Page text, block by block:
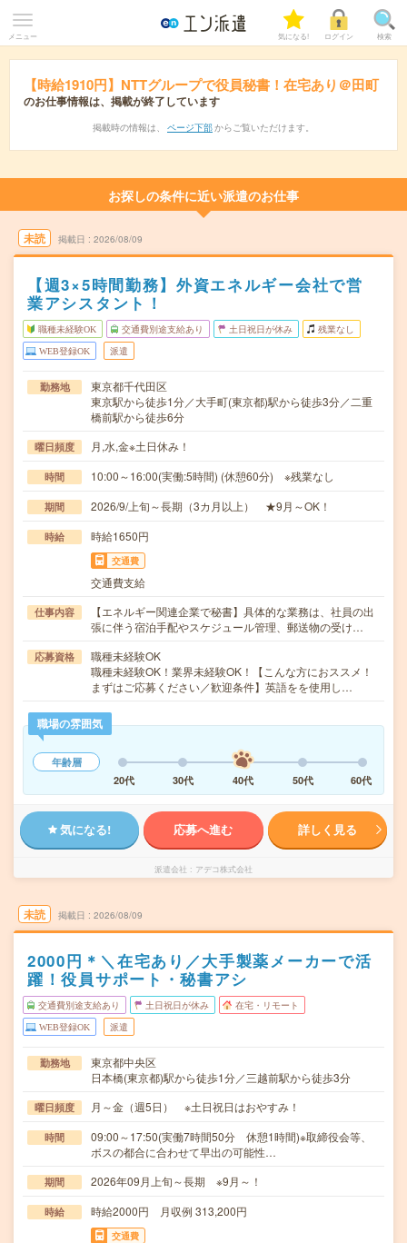
メニュー 気になる! ログイン 検索
【時給1910円】NTTグループで役員秘書！在宅あり＠田町
のお仕事情報は、掲載が終了しています
掲載時の情報は、 ページ下部 からご覧いただけます。
お探しの条件に近い派遣のお仕事
未読 掲載日 2026/08/09
【週3×5時間勤務】外資エネルギー会社で営
業アシスタント！
職種未経験OK 交通費別途支給あり 土日祝日が休み 残業なし
WEB登録OK 派遣
勤務地
東京都千代田区
東京駅から徒歩1分／大手町(東京都)駅から徒歩3分／二重
橋前駅から徒歩6分
曜日頻度 月,水,金※土日休み！
時間 10:00～16:00(実働:5時間) (休憩60分) ※残業なし
期間 2026/9/上旬～長期（3カ月以上） ★9月～OK！
時給 時給1650円
交通費
交通費支給
仕事内容
【エネルギー関連企業で秘書】具体的な業務は、社員の出
張に伴う宿泊手配やスケジュール管理、郵送物の受け…
応募資格
職種未経験OK
職種未経験OK！業界未経験OK！【こんな方におススメ！
まずはご応募ください／歓迎条件】英語をを使用し…
職場の雰囲気
年齢層
20代
30代 40代 50代 60代
気になる! 応募へ進む 詳しく見る
派遣会社 アデコ株式会社
未読 掲載日 2026/08/09
2000円＊＼在宅あり／大手製薬メーカーで活
躍！役員サポート・秘書アシ
交通費別途支給あり 土日祝日が休み 在宅・リモート
WEB登録OK 派遣
勤務地
東京都中央区
日本橋(東京都)駅から徒歩1分／三越前駅から徒歩3分
曜日頻度 月～金（週5日） ※土日祝日はおやすみ！
時間
09:00～17:50(実働7時間50分 休憩1時間)※取締役会等、
ボスの都合に合わせて早出の可能性…
期間 2026年09月上旬～長期 ※9月～！
時給 時給2000円 月収例 313,200円
交通費